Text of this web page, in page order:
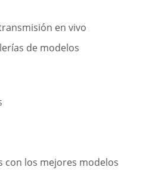
en vivo
de modelos
con los mejores modelos